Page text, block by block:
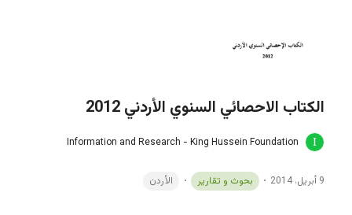
الكتاب الاحصائي السنوي الأردني 2012
Information and Research - King Hussein Foundation
9 أبريل، 2014 بحوث و تقارير الأردن